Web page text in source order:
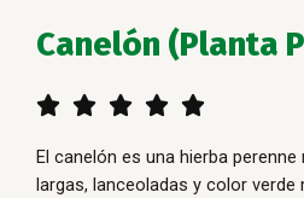
Canelón (Planta
    5/5
El canelón es una hierba
largas, lanceoladas y color